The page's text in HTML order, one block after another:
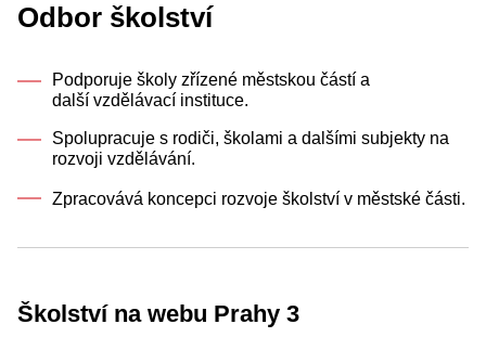
Odbor školství
Podporuje školy zřízené městskou částí a
další vzdělávací instituce.
Spolupracuje s rodiči, školami a dalšími subjekty na
rozvoji vzdělávání.
Zpracovává koncepci rozvoje školství v městské části.
Školství na webu Prahy 3